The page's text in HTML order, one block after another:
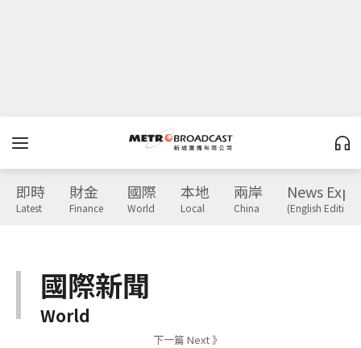
即時
Latest
財金
Finance
國際
World
本地
Local
兩岸
China
News
(English Edition)
國際新聞
World
下一篇 Next 》